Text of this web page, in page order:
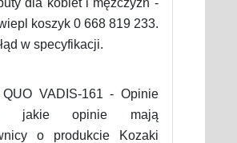
koszyk 0 668 819 233.
w specyfikacji.
QUO VADIS-161 - Opinie
jakie opinie mają
o produkcie Kozaki